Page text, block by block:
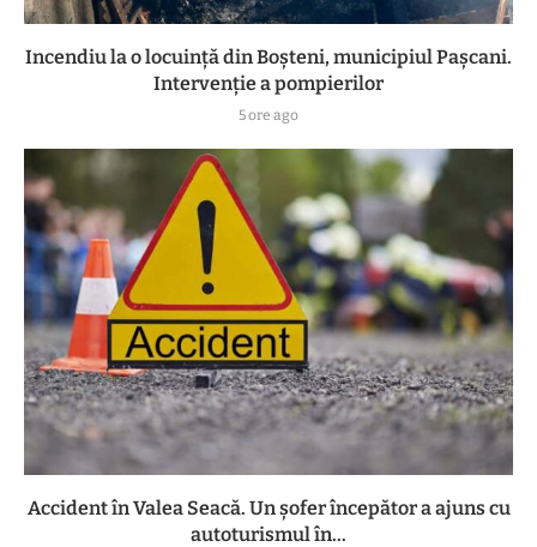
Incendiu la o locuință din Boșteni, municipiul Pașcani.
Intervenție a pompierilor
5 ore ago
Accident în Valea Seacă. Un șofer începător a ajuns cu
autoturismul în...